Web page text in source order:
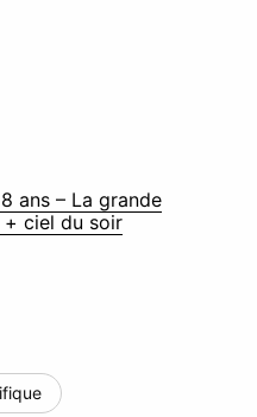
ans – La grande
+ ciel du soir